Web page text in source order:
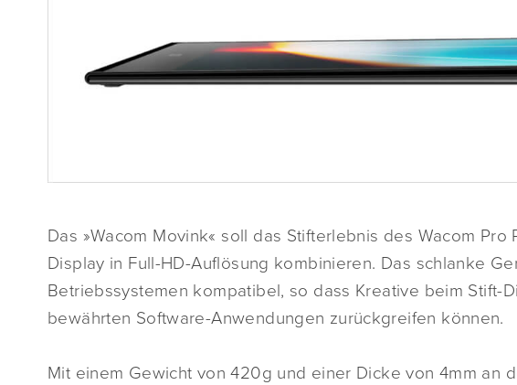
Das »Wacom Movink« soll das Stifterlebnis des Wacom Pro
Display in Full-HD-Auflösung kombinieren. Das schlanke
Betriebssystemen kompatibel, so dass Kreative beim Stift-
bewährten Software-Anwendungen zurückgreifen können.
Mit einem Gewicht von 420g und einer Dicke von 4mm an